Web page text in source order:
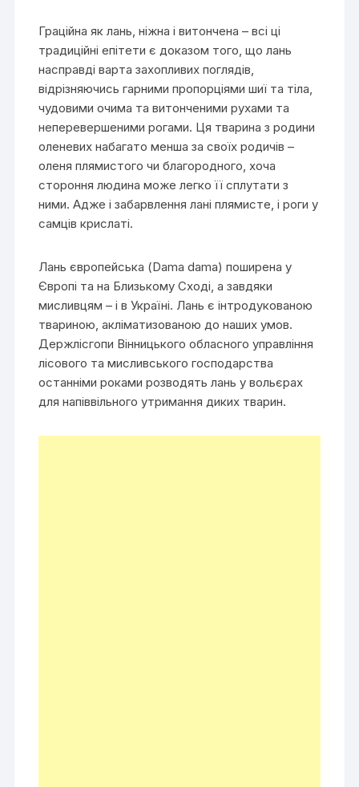
Граційна як лань, ніжна і витончена – всі ці
традиційні епітети є доказом того, що лань
насправді варта захопливих поглядів,
відрізняючись гарними пропорціями шиї та тіла,
чудовими очима та витонченими рухами та
неперевершеними рогами. Ця тварина з родини
оленевих набагато менша за своїх родичів –
оленя плямистого чи благородного, хоча
стороння людина може легко її сплутати з
ними. Адже і забарвлення лані плямисте, і роги у
самців крислаті.
Лань європейська (Dama dama) поширена у
Європі та на Близькому Сході, а завдяки
мисливцям – і в Україні. Лань є інтродукованою
твариною, акліматизованою до наших умов.
Держлісгопи Вінницького обласного управління
лісового та мисливського господарства
останніми роками розводять лань у вольєрах
для напіввільного утримання диких тварин.